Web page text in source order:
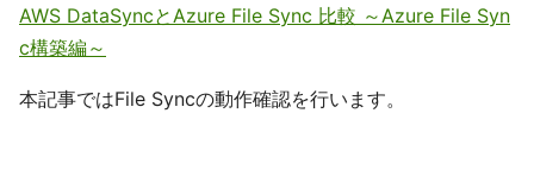
AWS DataSyncとAzure File Sync 比較 ～Azure File Syn
c構築編～
本記事ではFile Syncの動作確認を行います。